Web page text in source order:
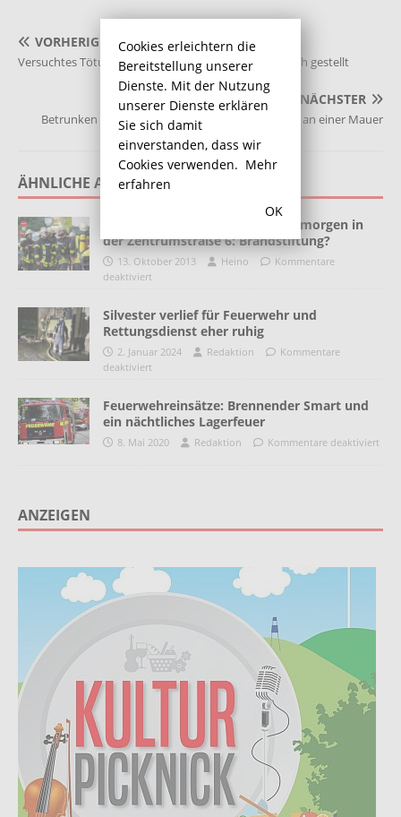
VORHERIGER
Versuchtes Tötungsdelikt: Mutmaßlicher Täter hat sich gestellt
NÄCHSTER
Betrunken und Handy in der Hand – Fahrt endet an einer Mauer
ÄHNLICHE ARTIKEL
Wieder Kellerbrand am Sonntagmorgen in
der Zentrumstraße 6: Brandstiftung?
13. Oktober 2013 Heino
Kommentare
deaktiviert
Silvester verlief für Feuerwehr und
Rettungsdienst eher ruhig
2. Januar 2024 Redaktion
Kommentare
deaktiviert
Feuerwehreinsätze: Brennender Smart und
ein nächtliches Lagerfeuer
8. Mai 2020 Redaktion Kommentare deaktiviert
ANZEIGEN
Cookies erleichtern die
Bereitstellung unserer
Dienste. Mit der Nutzung
unserer Dienste erklären
Sie sich damit
einverstanden, dass wir
Cookies verwenden. Mehr
erfahren
OK